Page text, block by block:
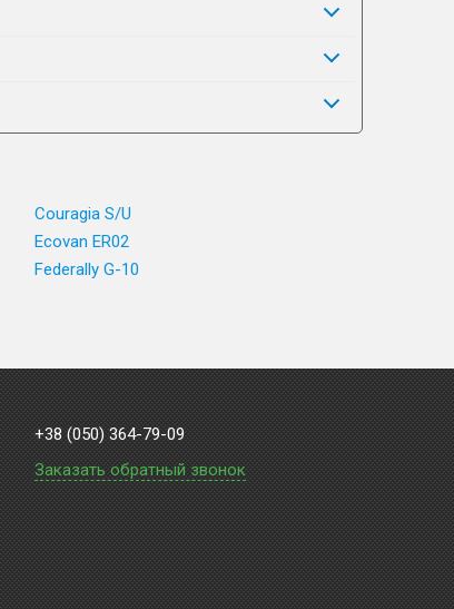
Couragia S/U
Ecovan ER02
Federally G-10
+38 (050) 364-79-09
Заказать обратный звонок